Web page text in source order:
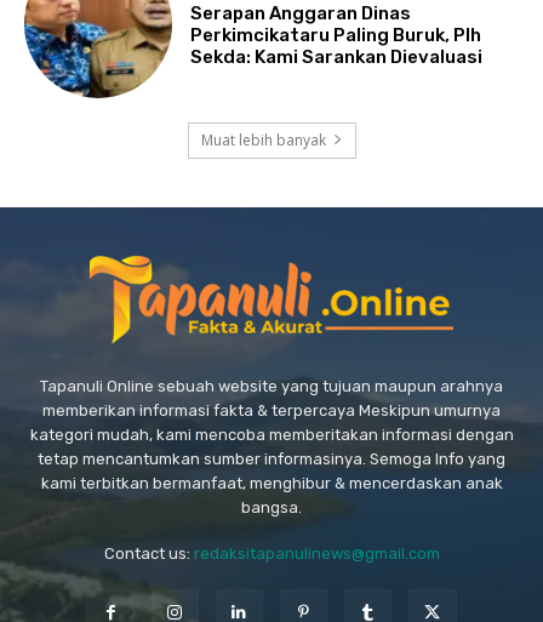
Serapan Anggaran Dinas
Perkimcikataru Paling Buruk, Plh
Sekda: Kami Sarankan Dievaluasi
Muat lebih banyak
Tapanuli Online sebuah website yang tujuan maupun arahnya
memberikan informasi fakta & terpercaya Meskipun umurnya
kategori mudah, kami mencoba memberitakan informasi dengan
tetap mencantumkan sumber informasinya. Semoga Info yang
kami terbitkan bermanfaat, menghibur & mencerdaskan anak
bangsa.
Contact us: redaksitapanulinews@gmail.com